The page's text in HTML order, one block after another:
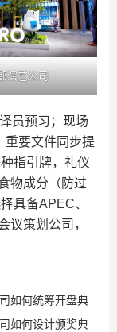
演艺公司
员预习；现场
重要文件同步提
指引牌，礼仪
物成分（防过
具备APEC、
议策划公司，
如何统筹开盘典
如何设计颁奖典